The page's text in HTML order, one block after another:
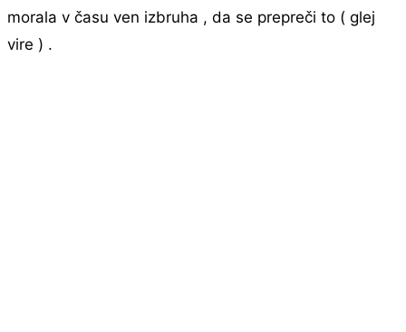
morala v času ven izbruha , da se prepreči to ( glej
vire ) .